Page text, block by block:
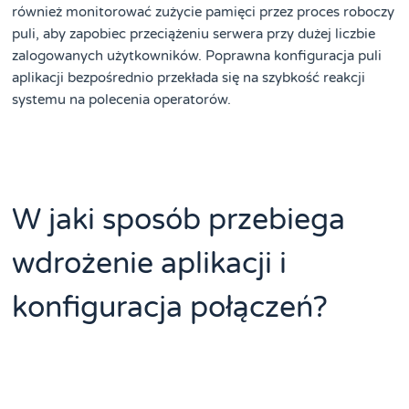
również monitorować zużycie pamięci przez proces roboczy
puli, aby zapobiec przeciążeniu serwera przy dużej liczbie
zalogowanych użytkowników. Poprawna konfiguracja puli
aplikacji bezpośrednio przekłada się na szybkość reakcji
systemu na polecenia operatorów.
W jaki sposób przebiega
wdrożenie aplikacji i
konfiguracja połączeń?